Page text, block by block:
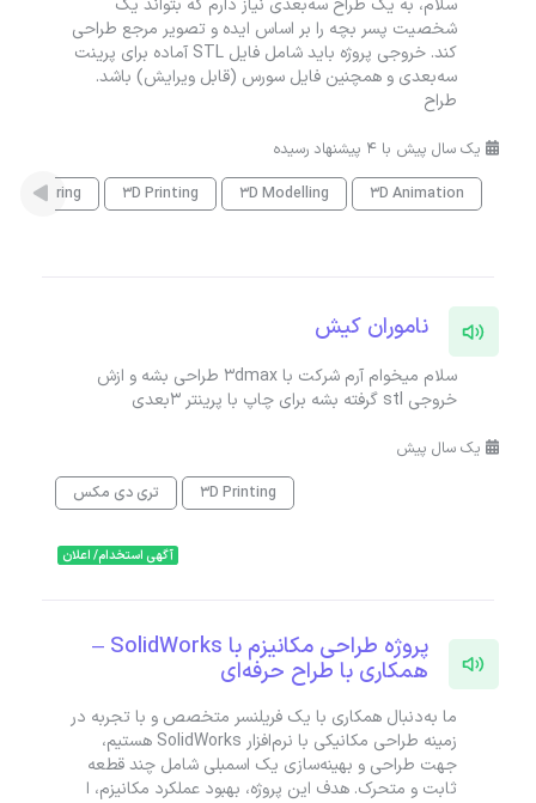
سلام، به یک طراح سه‌بعدی نیاز دارم که بتواند یک
شخصیت پسر بچه را بر اساس ایده و تصویر مرجع طراحی
کند. خروجی پروژه باید شامل فایل STL آماده برای پرینت
سه‌بعدی و همچنین فایل سورس (قابل ویرایش) باشد.
طراح
یک سال پیش با 4 پیشنهاد رسیده
3D Animation
3D Modelling
3D Printing
Rendering
ناموران کیش
سلام میخوام آرم شرکت با 3dmax طراحی بشه و ازش
خروجی stl گرفته بشه برای چاپ با پرینتر ۳بعدی
یک سال پیش
3D Printing
تری دی مکس
آگهی استخدام/ اعلان
پروژه طراحی مکانیزم با SolidWorks –
همکاری با طراح حرفه‌ای
ما به‌دنبال همکاری با یک فریلنسر متخصص و با تجربه در
زمینه طراحی مکانیکی با نرم‌افزار SolidWorks هستیم،
جهت طراحی و بهینه‌سازی یک اسمبلی شامل چند قطعه
ثابت و متحرک. هدف این پروژه، بهبود عملکرد مکانیزم، ا